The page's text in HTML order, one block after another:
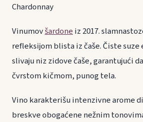
Chardonnay
Vinumovšardoneiz 2017.
refleksijom blista iz čaše. Čiste suze
slivaju niz zidove čaše, garantujući
čvrstom kičmom, punog tela.
Vino karakterišu intenzivne arome
breskve obogaćene nežnim